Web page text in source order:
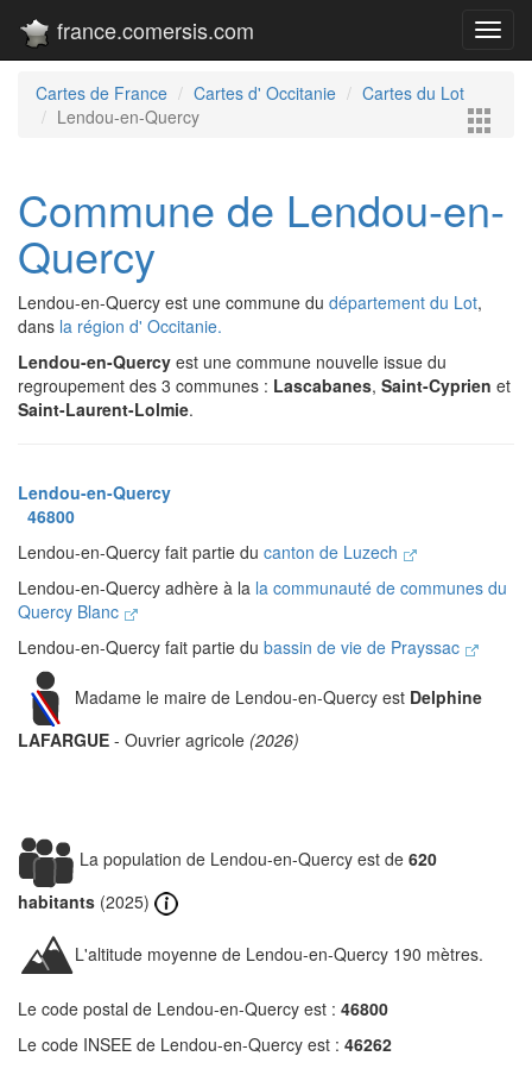
france.comersis.com
Cartes de France Cartes d' Occitanie
Cartes du Lot
Lendou-en-Quercy
Commune de Lendou-en-
Quercy
Lendou-en-Quercy est une commune du département du Lot,
dans la région d' Occitanie.
Lendou-en-Quercy est une commune nouvelle issue du
regroupement des 3 communes : Lascabanes, Saint-Cyprien et
Saint-Laurent-Lolmie.
Lendou-en-Quercy
46800
Lendou-en-Quercy fait partie du canton de Luzech
Lendou-en-Quercy adhère à la la communauté de communes du
Quercy Blanc
Lendou-en-Quercy fait partie du bassin de vie de Prayssac
Madame le maire de Lendou-en-Quercy est Delphine
LAFARGUE - Ouvrier agricole (2026)
La population de Lendou-en-Quercy est de 620
habitants (2025)
L'altitude moyenne de Lendou-en-Quercy 190 mètres.
Le code postal de Lendou-en-Quercy est : 46800
Le code INSEE de Lendou-en-Quercy est : 46262